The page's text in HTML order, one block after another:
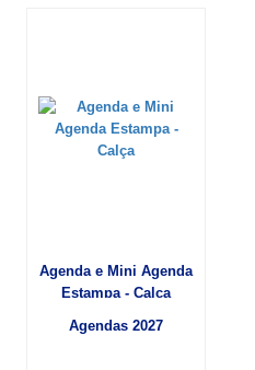
Agenda e Mini Agenda
Estampa - Calça
Agendas 2027